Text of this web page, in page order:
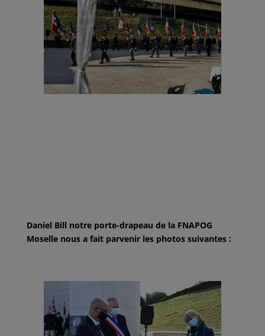
Daniel Bill notre porte-drapeau de la FNAPOG
Moselle nous a fait parvenir les photos suivantes :